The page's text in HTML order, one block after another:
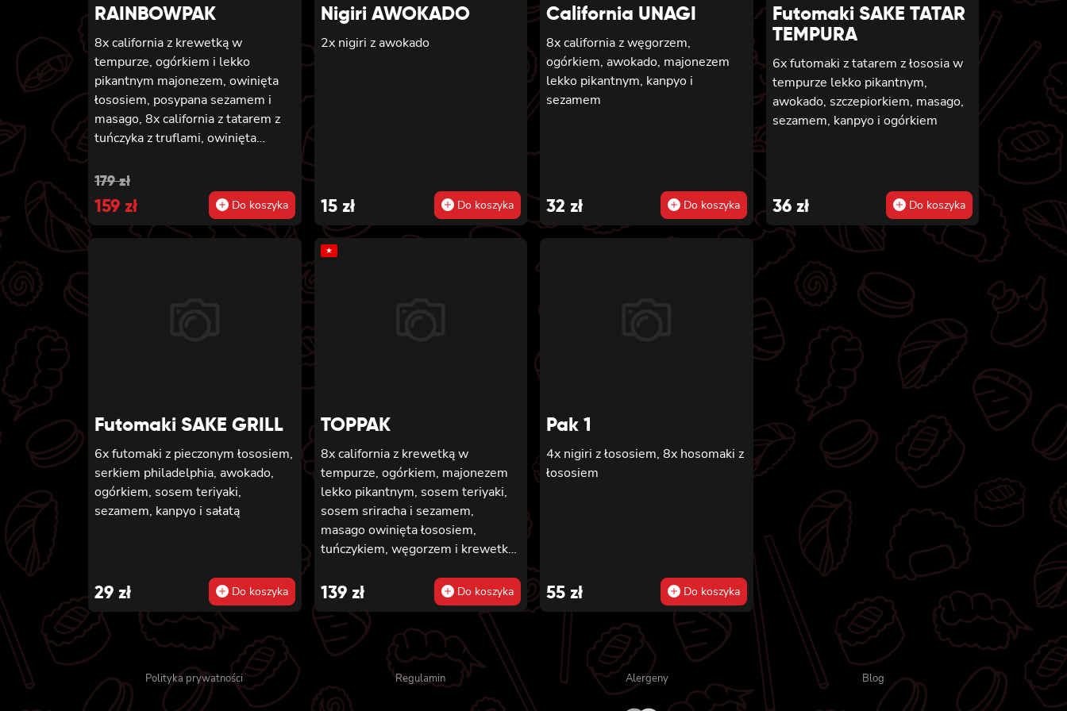
RAINBOWPAK
8x california z krewetką w
tempurze, ogórkiem i lekko
pikantnym majonezem, owinięta
łososiem, posypana sezamem i
masago, 8x california z tatarem z
tuńczyka z truflami, owinięta
arare i szczypiorkiem, 8x california
z awokado, mango, węgorzem i
krewetką, owinięta opalanym
łososiem, polana sosem teriyaki i
unagi i posypana sezamem, 8x
179zł
Original
price
was:
159 zł
Current
price
is:
Do koszyka
Nigiri AWOKADO
2x nigiri z awokado
15 zł Do koszyka
California UNAGI
8x california z węgorzem,
ogórkiem, awokado, majonezem
lekko pikantnym, kanpyo i
sezamem
32 zł Do koszyka
Futomaki SAKE TATAR
TEMPURA
6x futomaki z tatarem z łososia w
tempurze lekko pikantnym,
awokado, szczepiorkiem, masago,
sezamem, kanpyo i ogórkiem
36 zł Do koszyka
Futomaki SAKE GRILL
6x futomaki z pieczonym łososiem,
serkiem philadelphia, awokado,
ogórkiem, sosem teriyaki,
sezamem, kanpyo i sałatą
29 zł Do koszyka
★
TOPPAK
8x california z krewetką w
tempurze, ogórkiem, majonezem
lekko pikantnym, sosem teriyaki,
sosem sriracha i sezamem,
masago owinięta łososiem,
tuńczykiem, węgorzem i krewetką,
tempurze, majonezem lekko
pikantnym, ogórkiem, sezamem i
masago, 6x futomaki z tuńczykiem,
majonezem lekko pikantnym,
awokado, ogórkiem i sałatą, 6x
futomaki z surimi, majonezem
lekko pikantnym, kanpyo i
139 zł Do koszyka
Pak 1
4x nigiri z łososiem, 8x hosomaki z
łososiem
55 zł Do koszyka
Polityka prywatności Regulamin Alergeny Blog